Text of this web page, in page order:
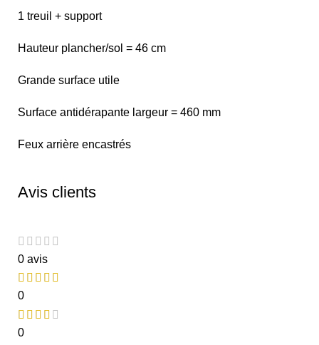
1 treuil + support
Hauteur plancher/sol = 46 cm
Grande surface utile
Surface antidérapante largeur = 460 mm
Feux arrière encastrés
Avis clients
0 avis
0
0